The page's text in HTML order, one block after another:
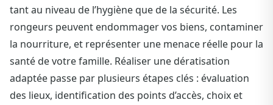
tant au niveau de l’hygiène que de la sécurité. Les
rongeurs peuvent endommager vos biens, contaminer
la nourriture, et représenter une menace réelle pour la
santé de votre famille. Réaliser une dératisation
adaptée passe par plusieurs étapes clés : évaluation
des lieux, identification des points d’accès, choix et